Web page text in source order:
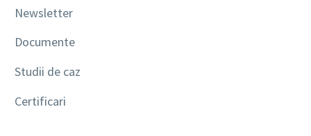
Newsletter
Documente
Studii de caz
Certificari